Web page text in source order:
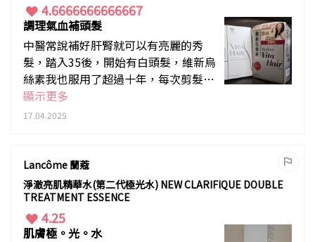
4.6666666666667
調理氣血補頭髮
中醫常說補好肝腎就可以有亮麗的秀
髮，踏入35後，開始有白頭髮，維新烏
絲素我也服用了超過十年，每次剪髮，
髮型師都說我的頭髮十分健康。現在還
有超微米配方，吸收更快，功效更好，
顯示更多
17.04.2025
Lancôme 蘭蔻
淨澈亮肌精華水(第二代極光水) NEW CLARIFIQUE DOUBLE
TREATMENT ESSENCE
4.25
肌膚極。光。水